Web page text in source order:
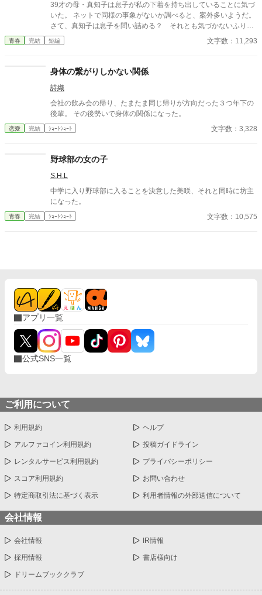
39才の母・真知子は息子が私の下着を持ち出していることに気づ
いた。 ネットで同様の事象がないか調べると、案外多いようだ。
さて、真知子は息子を問い詰める？ それとも気づかないふりを
青春 完結 短編 文字数：11,293
身体の繋がりしかない関係
詩織
会社の飲み会の帰り、たまたま同じ帰りが方向だった３つ年下の
後輩。 その後勢いで身体の関係になった。
恋愛 完結 ｼｮｰﾄｼｮｰﾄ 文字数：3,328
野球部の女の子
S.H.L
中学に入り野球部に入ることを決意した美咲、それと同時に坊主
になった。
青春 完結 ｼｮｰﾄｼｮｰﾄ 文字数：10,575
アプリ一覧
公式SNS一覧
ご利用について
利用規約 ヘルプ
アルファコイン利用規約 投稿ガイドライン
レンタルサービス利用規約 プライバシーポリシー
スコア利用規約 お問い合わせ
特定商取引法に基づく表示 利用者情報の外部送信について
会社情報
会社情報 IR情報
採用情報 書店様向け
ドリームブッククラブ